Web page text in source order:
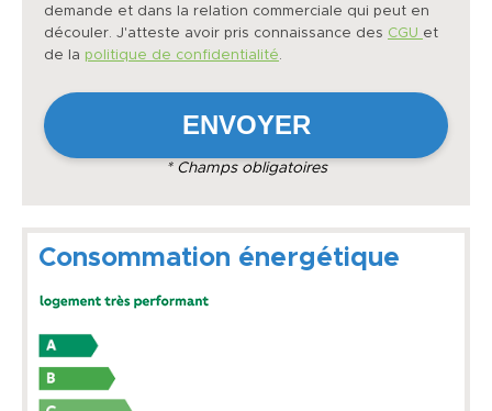
demande et dans la relation commerciale qui peut en
découler. J'atteste avoir pris connaissance des CGU et
de la politique de confidentialité
* Champs obligatoires
Consommation énergétique